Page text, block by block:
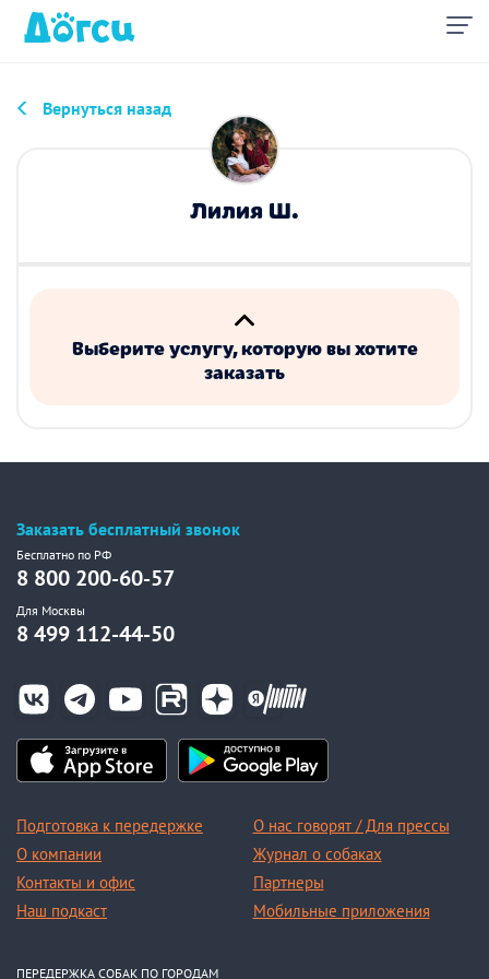
Вернуться назад
Лилия Ш.
Выберите услугу, которую вы хотите
заказать
Заказать бесплатный звонок
Бесплатно по РФ
8 800 200-60-57
Для Москвы
8 499 112-44-50
Подготовка к передержке
О компании
Контакты и офис
Наш подкаст
О нас говорят / Для прессы
Журнал о собаках
Партнеры
Мобильные приложения
ПЕРЕДЕРЖКА СОБАК ПО ГОРОДАМ